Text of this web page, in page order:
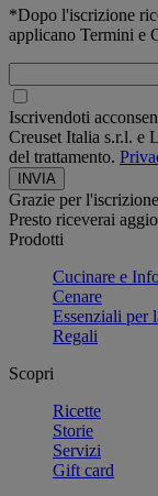
*Dopo l'iscrizione
applicano Termini e
Iscrivendoti
Creuset Italia s.r.l. e
del trattamento.
Grazie per
Presto riceverai
Prodotti
Cucinare e
Cenare
Essenziali per
Regali
Scopri
Ricette
Storie
Servizi
Gift card